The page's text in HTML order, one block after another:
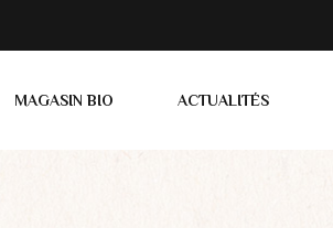
MAGASIN BIO ACTUALITÉS